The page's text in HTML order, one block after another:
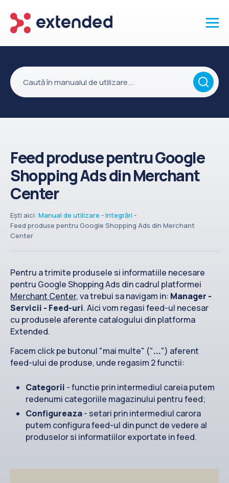
Produse
Vanzari și clienti
Marketing și promotii
Conținut
Setări
Servicii
API
Înapoi la site
Contact
Feed produse pentru Google
Shopping Ads din Merchant
Center
Ești aici: Manual de utilizare -Integrări -
Feed produse pentru Google Shopping Ads din Merchant
Center
Pentru a trimite produsele si informatiile necesare
pentru Google Shopping Ads din cadrul platformei
Merchant Center, va trebui sa navigam in: Manager -
Servicii - Feed-uri. Aici vom regasi feed-ul necesar
cu produsele aferente catalogului din platforma
Extended.
Facem click pe butonul "mai multe" ("...") aferent
feed-ului de produse, unde regasim 2 functii:
Categorii - functie prin intermediul careia putem
redenumi categoriile magazinului pentru feed;
Configureaza- setari prin intermediul carora
putem configura feed-ul din punct de vedere al
produselor si informatiilor exportate in feed.